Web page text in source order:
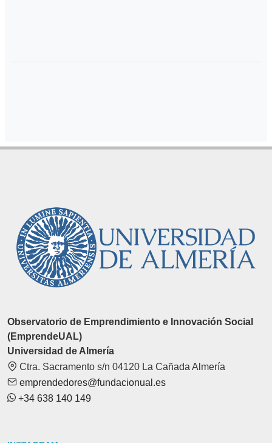
Observatorio de Emprendimiento e Innovación Social
(EmprendeUAL)
Universidad de Almería
Ctra. Sacramento s/n 04120 La Cañada Almería
emprendedores@fundacionual.es
+34 638 140 149